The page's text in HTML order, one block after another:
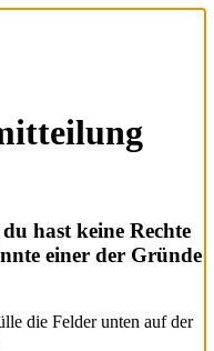
hast keine Rechte
einer der Gründe
die Felder unten auf der